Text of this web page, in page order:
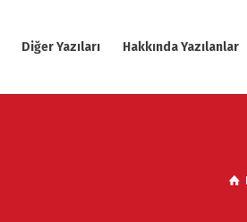
Diğer Yazıları Hakkında Yazılanlar